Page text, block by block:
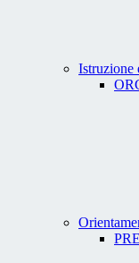
Istruzione